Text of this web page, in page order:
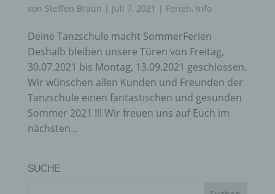
von Steffen Braun | Juli 7, 2021 | Ferien, Info
Deine Tanzschule macht SommerFerien
Deshalb bleiben unsere Türen von Freitag,
30.07.2021 bis Montag, 13.09.2021 geschlossen.
Wir wünschen allen Kunden und Freunden der
Tanzschule einen fantastischen und gesunden
Sommer 2021 !!! Wir freuen uns auf Euch im
nächsten...
SUCHE